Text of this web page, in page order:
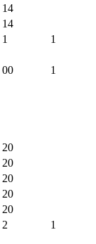
14
14
1 1
00 1
20
20
20
20
20
2 1